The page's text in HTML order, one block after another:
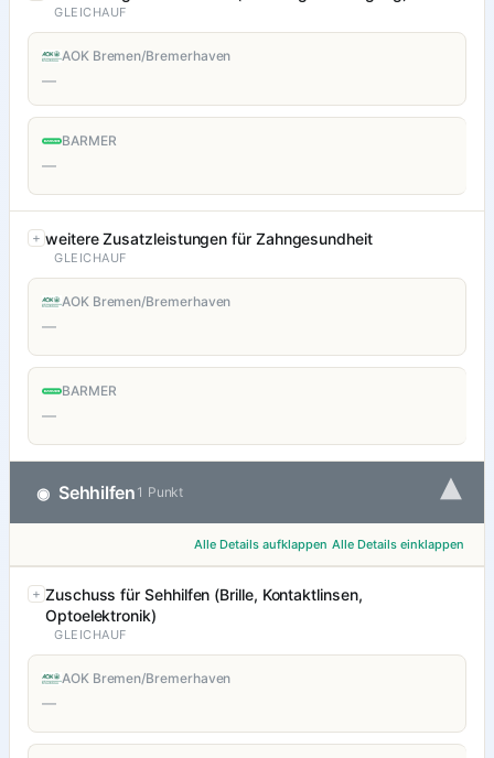
GLEICHAUF
AOK Bremen/Bremerhaven
—
BARMER
—
weitere Zusatzleistungen für Zahngesundheit
GLEICHAUF
AOK Bremen/Bremerhaven
—
BARMER
—
◉ Sehhilfen 1 Punkt ▾
Alle Details aufklappen Alle Details einklappen
Zuschuss für Sehhilfen (Brille, Kontaktlinsen,
Optoelektronik)
GLEICHAUF
AOK Bremen/Bremerhaven
—